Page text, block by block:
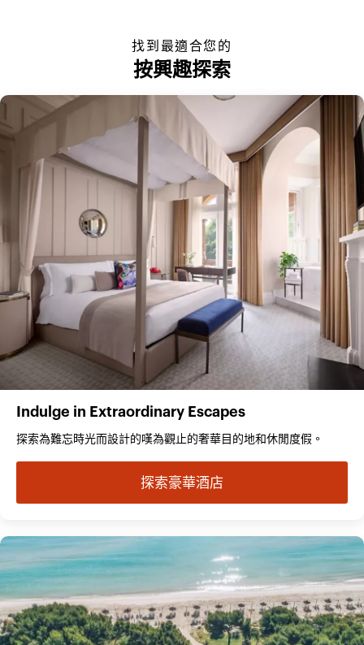
找到最適合您的
按興趣探索
Indulge in Extraordinary Escapes
探索為難忘時光而設計的嘆為觀止的奢華目的地和休閒度假。
探索豪華酒店